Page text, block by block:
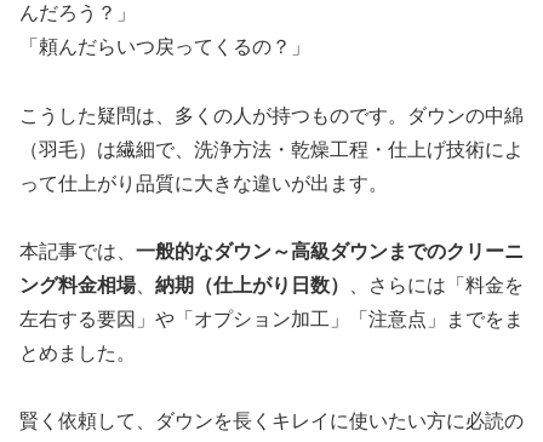
んだろう？」
「頼んだらいつ戻ってくるの？」
こうした疑問は、多くの人が持つものです。ダウンの中綿
（羽毛）は繊細で、洗浄方法・乾燥工程・仕上げ技術によ
って仕上がり品質に大きな違いが出ます。
本記事では、 一般的なダウン～高級ダウンまでのクリーニ
ング料金相場、 納期（仕上がり日数）
、さらには「料金を
左右する要因」や「オプション加工」「注意点」までをま
とめました。
賢く依頼して、ダウンを長くキレイに使いたい方に必読の